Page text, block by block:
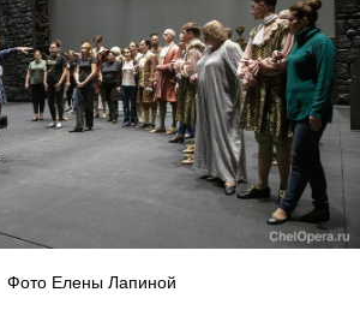
Фото Елены Лапиной